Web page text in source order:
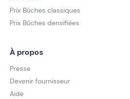
Prix Bûches classiques
Prix Bûches densifiées
À propos
Presse
Devenir fournisseur
Aide